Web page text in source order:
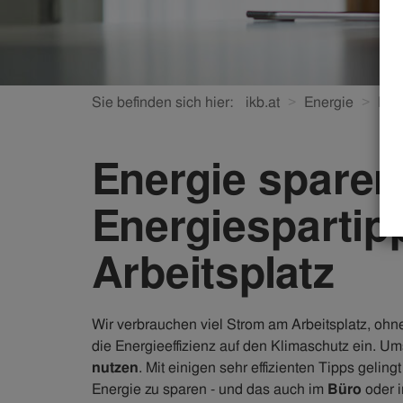
Sie befinden sich hier: ikb.at Energie
Energie
Arbeitsplatz
Wir verbrauchen viel Strom am Arbeitsplatz,
die Energieeffizienz auf den Klimaschutz ein.
nutzen. Mit einigen sehr effizienten Tipps
Energie zu sparen - und das auch im Büro oder